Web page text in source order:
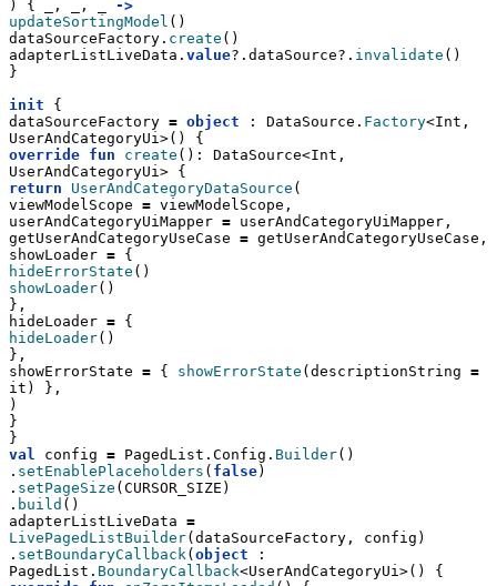
) { _, _, _ ->
updateSortingModel ()
dataSourceFactory. create ()
adapterListLiveData. value?.dataSource?. invalidate ()
}
init {
dataSourceFactory = object : DataSource. Factory<Int,
UserAndCategoryUi>() {
override fun create (): DataSource<Int,
UserAndCategoryUi> {
return
UserAndCategoryDataSource (
viewModelScope = viewModelScope,
userAndCategoryUiMapper = userAndCategoryUiMapper,
getUserAndCategoryUseCase = getUserAndCategoryUseCase,
showLoader = {
hideErrorState ()
showLoader()
},
hideLoader = {
hideLoader()
},
showErrorState = { showErrorState (descriptionString =
it) },
)
}
}
val
config = PagedList.Config. Builder()
. setEnablePlaceholders ( false)
. setPageSize (CURSOR_SIZE)
. build ()
adapterListLiveData =
LivePagedListBuilder(dataSourceFactory, config)
. setBoundaryCallback (object :
PagedList. BoundaryCallback<UserAndCategoryUi>() {